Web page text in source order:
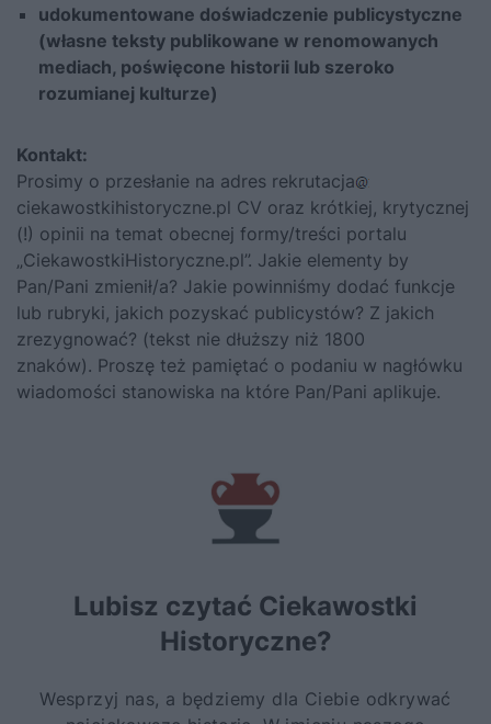
udokumentowane doświadczenie publicystyczne
(własne teksty publikowane w renomowanych
mediach, poświęcone historii lub szeroko
rozumianej kulturze)
Kontakt:
Prosimy o przesłanie na adres rekrutacja
ciekawostkihistoryczne.pl CV oraz krótkiej, krytycznej
(!) opinii na temat obecnej formy/treści portalu
„CiekawostkiHistoryczne.pl”. Jakie elementy by
Pan/Pani zmienił/a? Jakie powinniśmy dodać funkcje
lub rubryki, jakich pozyskać publicystów? Z jakich
zrezygnować? (tekst nie dłuższy niż 1800
znaków). Proszę też pamiętać o podaniu w nagłówku
wiadomości stanowiska na które Pan/Pani aplikuje.